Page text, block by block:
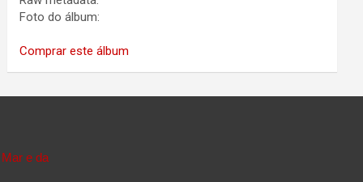
Foto do álbum:
Comprar este álbum